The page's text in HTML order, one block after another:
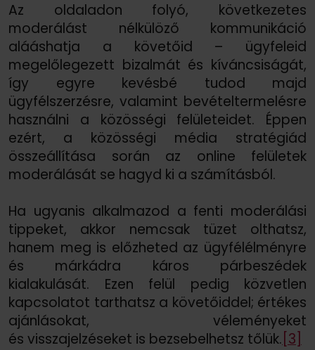
Az oldaladon folyó, következetes
moderálást nélkülöző kommunikáció
alááshatja a követőid – ügyfeleid
megelőlegezett bizalmát és kíváncsiságát,
így egyre kevésbé tudod majd
ügyfélszerzésre, valamint bevételtermelésre
használni a közösségi felületeidet. Éppen
ezért, a közösségi média stratégiád
összeállítása során az online felületek
moderálását se hagyd ki a számításból.
Ha ugyanis alkalmazod a fenti moderálási
tippeket, akkor nemcsak tüzet olthatsz,
hanem meg is előzheted az ügyfélélményre
és márkádra káros párbeszédek
kialakulását. Ezen felül pedig közvetlen
kapcsolatot tarthatsz a követőiddel; értékes
ajánlásokat, véleményeket
és visszajelzéseket is bezsebelhetsz tőlük. [3]